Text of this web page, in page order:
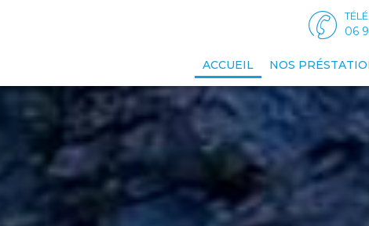
06
ACCUEIL NOS